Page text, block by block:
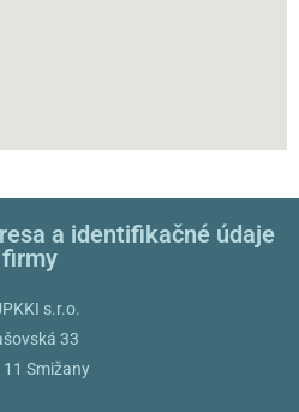
a identifikačné údaje
firmy​​
s.r.o.
33
Smižany